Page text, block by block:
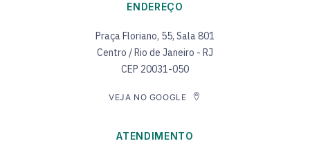
ENDEREÇO
Praça Floriano, 55, Sala 801
Centro / Rio de Janeiro - RJ
CEP 20031-050
VEJA NO GOOGLE
ATENDIMENTO